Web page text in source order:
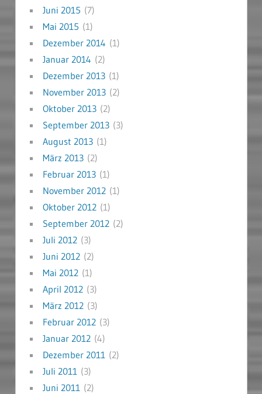
Juni 2015 (7)
Mai 2015 (1)
Dezember 2014 (1)
Januar 2014 (2)
Dezember 2013(1)
November 2013(2)
Oktober 2013(2)
September 2013(3)
August 2013(1)
März 2013(2)
Februar 2013(1)
November 2012(1)
Oktober 2012(1)
September 2012(2)
Juli 2012(3)
Juni 2012(2)
Mai 2012(1)
April 2012(3)
März 2012(3)
Februar 2012(3)
Januar 2012(4)
Dezember 2011 (2)
Juli 2011 (3)
Juni 2011 (2)